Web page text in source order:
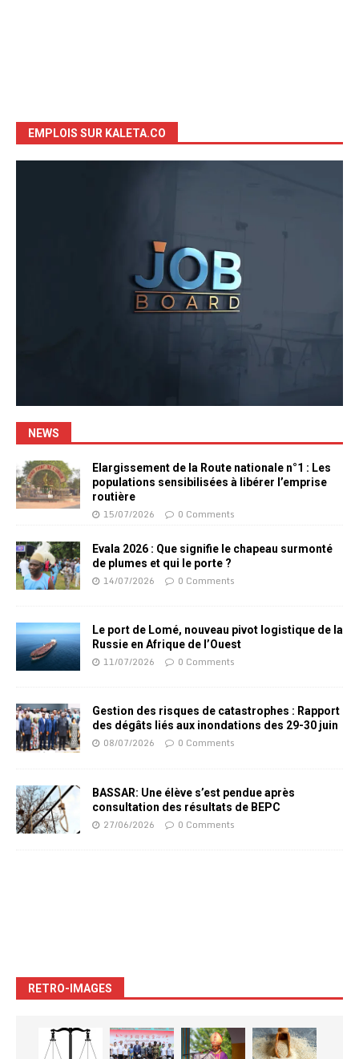
EMPLOIS SUR KALETA.CO
NEWS
Elargissement de la Route nationale n°1 : Les
populations sensibilisées à libérer l’emprise
routière
15/07/2026 0 Comments
Evala 2026 : Que signifie le chapeau surmonté
de plumes et qui le porte ?
14/07/2026 0 Comments
Le port de Lomé, nouveau pivot logistique de la
Russie en Afrique de l’Ouest
11/07/2026 0 Comments
Gestion des risques de catastrophes : Rapport
des dégâts liés aux inondations des 29-30 juin
08/07/2026 0 Comments
BASSAR: Une élève s’est pendue après
consultation des résultats de BEPC
27/06/2026 0 Comments
RETRO-IMAGES